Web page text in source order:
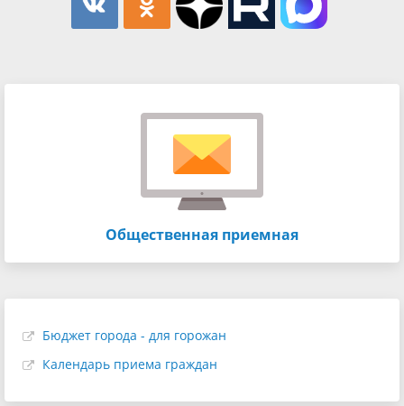
Общественная приемная
Бюджет города - для горожан
Календарь приема граждан